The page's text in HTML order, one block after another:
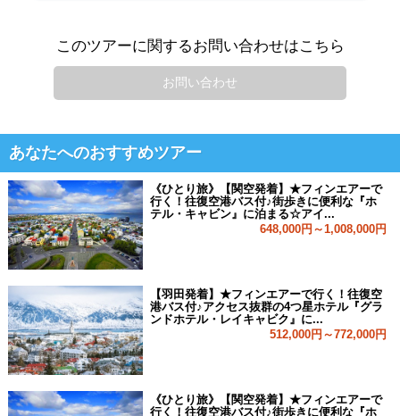
このツアーに関するお問い合わせはこちら
お問い合わせ
あなたへのおすすめツアー
《ひとり旅》【関空発着】★フィンエアーで
行く！往復空港バス付♪街歩きに便利な『ホ
テル・キャビン』に泊まる☆アイ...
648,000円～1,008,000円
【羽田発着】★フィンエアーで行く！往復空
港バス付♪アクセス抜群の4つ星ホテル『グラ
ンドホテル・レイキャビク』に...
512,000円～772,000円
《ひとり旅》【関空発着】★フィンエアーで
行く！往復空港バス付♪街歩きに便利な『ホ